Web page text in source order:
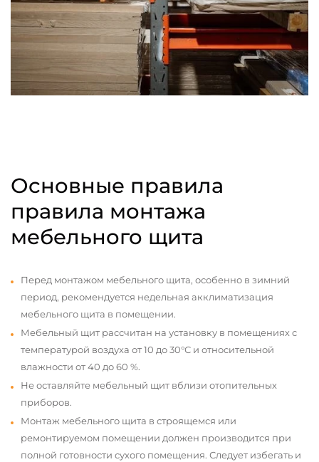
Основные правила
правила монтажа
мебельного щита
Перед монтажом мебельного щита, особенно в зимний
период, рекомендуется недельная акклиматизация
мебельного щита в помещении.
Мебельный щит рассчитан на установку в помещениях с
температурой воздуха от 10 до 30°С и относительной
влажности от 40 до 60 %.
Не оставляйте мебельный щит вблизи отопительных
приборов.
Монтаж мебельного щита в строящемся или
ремонтируемом помещении должен производится при
полной готовности сухого помещения. Следует избегать и